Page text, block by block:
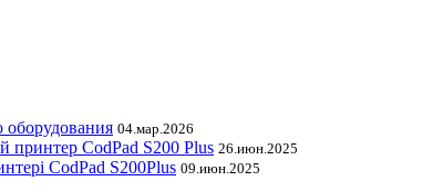
04.мар.2026
принтер CodPad S200 Plus 26.июн.2025
CodPad S200Plus 09.июн.2025